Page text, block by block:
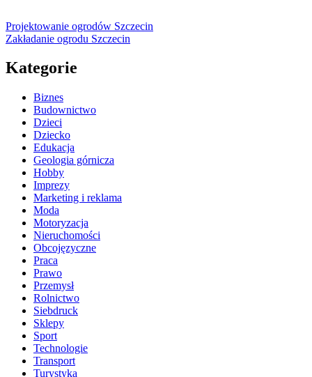
Projektowanie ogrodów Szczecin
Zakładanie ogrodu Szczecin
Kategorie
Biznes
Budownictwo
Dzieci
Dziecko
Edukacja
Geologia górnicza
Hobby
Imprezy
Marketing i reklama
Moda
Motoryzacja
Nieruchomości
Obcojęzyczne
Praca
Prawo
Przemysł
Rolnictwo
Siebdruck
Sklepy
Sport
Technologie
Transport
Turystyka